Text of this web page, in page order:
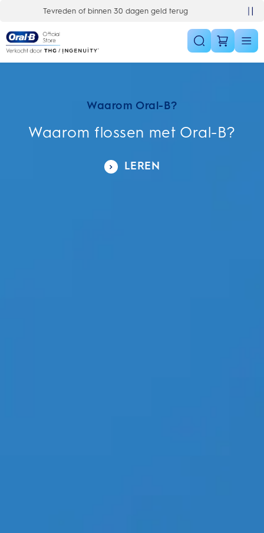
Gratis 1 jaar extra garantieverlenging
Waarom Oral-B?
Waarom flossen met Oral-B?
LEREN